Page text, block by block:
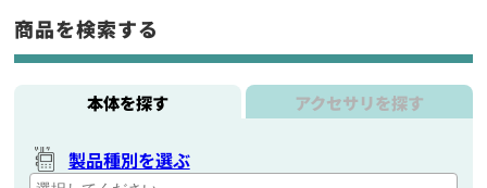
商品を検索する
本体を探す アクセサリを探す
製品種別を選ぶ